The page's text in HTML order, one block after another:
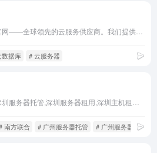
数据库 # 云服务器
南方联合 # 广州服务器托管 # 广州服务器租用